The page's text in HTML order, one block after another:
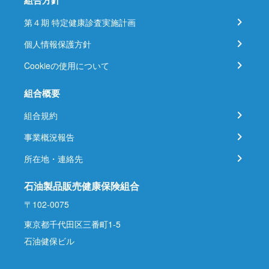
第４期 特定健康診査実施計画
個人情報保護方針
Cookieの使用について
組合概要
組合規約
事業概況報告
所在地・連絡先
石油製品販売健康保険組合
〒102-0075
東京都千代田区三番町1-5
石油健保ビル